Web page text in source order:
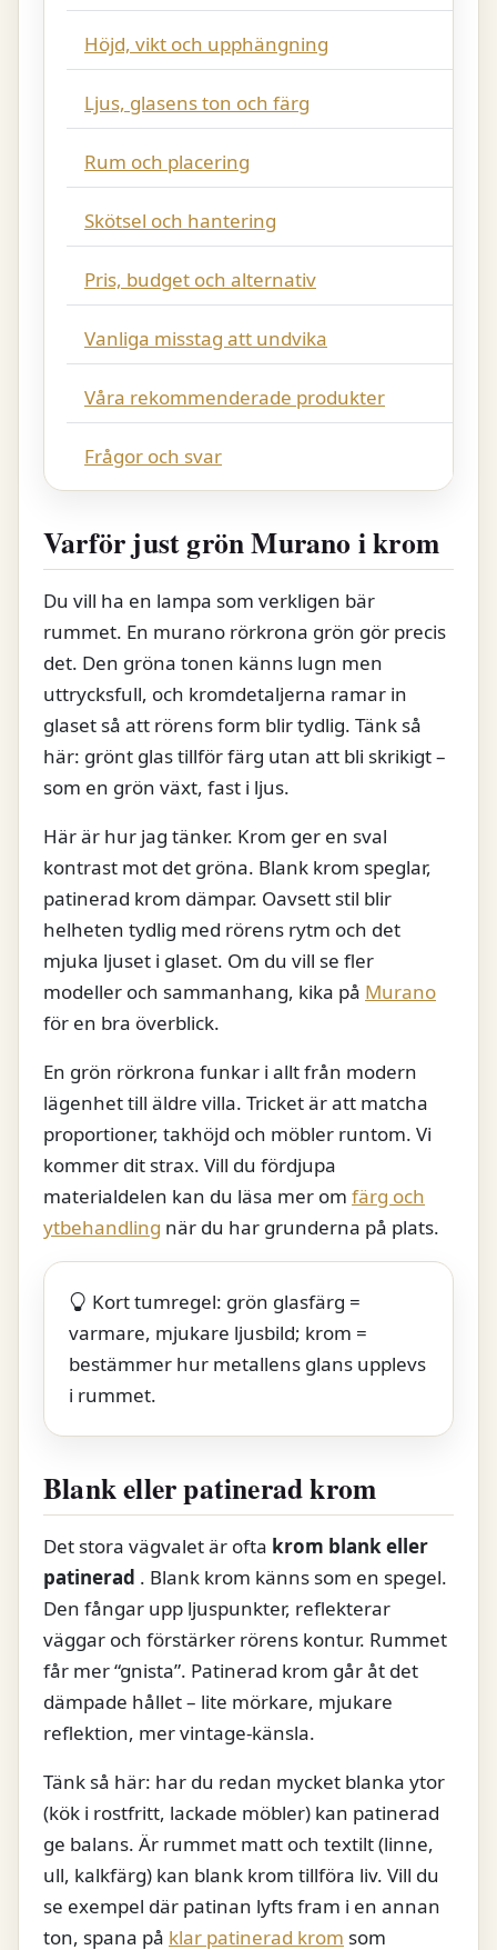
Höjd, vikt och upphängning
Ljus, glasens ton och färg
Rum och placering
Skötsel och hantering
Pris, budget och alternativ
Vanliga misstag att undvika
Våra rekommenderade produkter
Frågor och svar
Varför just grön Murano i krom
Du vill ha en lampa som verkligen bär
rummet. En murano rörkrona grön gör precis
det. Den gröna tonen känns lugn men
uttrycksfull, och kromdetaljerna ramar in
glaset så att rörens form blir tydlig. Tänk så
här: grönt glas tillför färg utan att bli skrikigt –
som en grön växt, fast i ljus.
Här är hur jag tänker. Krom ger en sval
kontrast mot det gröna. Blank krom speglar,
patinerad krom dämpar. Oavsett stil blir
helheten tydlig med rörens rytm och det
mjuka ljuset i glaset. Om du vill se fler
modeller och sammanhang, kika på Murano
för en bra överblick.
En grön rörkrona funkar i allt från modern
lägenhet till äldre villa. Tricket är att matcha
proportioner, takhöjd och möbler runtom. Vi
kommer dit strax. Vill du fördjupa
materialdelen kan du läsa mer om färg och
ytbehandling när du har grunderna på plats.
Kort tumregel: grön glasfärg =
varmare, mjukare ljusbild; krom =
bestämmer hur metallens glans upplevs
i rummet.
Blank eller patinerad krom
Det stora vägvalet är ofta krom blank eller
patinerad . Blank krom känns som en spegel.
Den fångar upp ljuspunkter, reflekterar
väggar och förstärker rörens kontur. Rummet
får mer “gnista”. Patinerad krom går åt det
dämpade hållet – lite mörkare, mjukare
reflektion, mer vintage-känsla.
Tänk så här: har du redan mycket blanka ytor
(kök i rostfritt, lackade möbler) kan patinerad
ge balans. Är rummet matt och textilt (linne,
ull, kalkfärg) kan blank krom tillföra liv. Vill du
se exempel där patinan lyfts fram i en annan
ton, spana på klar patinerad krom som